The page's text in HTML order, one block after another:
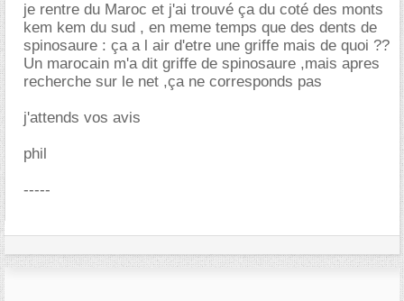
je rentre du Maroc et j'ai trouvé ça du coté des monts
kem kem du sud , en meme temps que des dents de
spinosaure : ça a l air d'etre une griffe mais de quoi ??
Un marocain m'a dit griffe de spinosaure ,mais apres
recherche sur le net ,ça ne corresponds pas
j'attends vos avis
phil
-----